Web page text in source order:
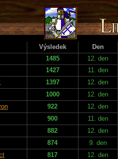
Výsledek
Den
1485
12. den
1427
11. den
1397
12. den
1000
12. den
922
12. den
900
11. den
882
12. den
874
9. den
817
12. den